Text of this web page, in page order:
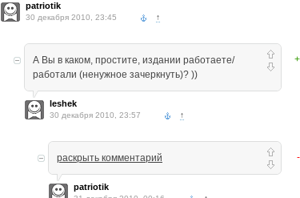
patriotik
30 декабря 2010, 23:45 ↑
А Вы в каком, простите, издании работаете/
работали (ненужное зачеркнуть)? ))
leshek
30 декабря 2010, 23:57 ↑
раскрыть комментарий
patriotik